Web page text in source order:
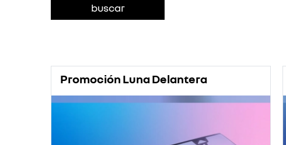
Promoción Luna Delantera